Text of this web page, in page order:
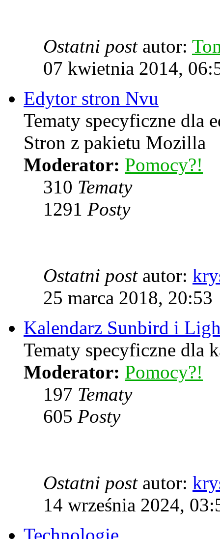
Ostatni postautor:
07 kwietnia 2014,
Edytor stron Nvu
Tematy specyficzne dla
Stron z pakietu Mozilla
Moderator: Pomocy?!
310 Tematy
1291 Posty
Ostatni postautor:
25 marca 2018, 20:53
Kalendarz Sunbird i
Tematy specyficzne dla
Moderator: Pomocy?!
197 Tematy
605 Posty
Ostatni postautor:
14 września 2024,